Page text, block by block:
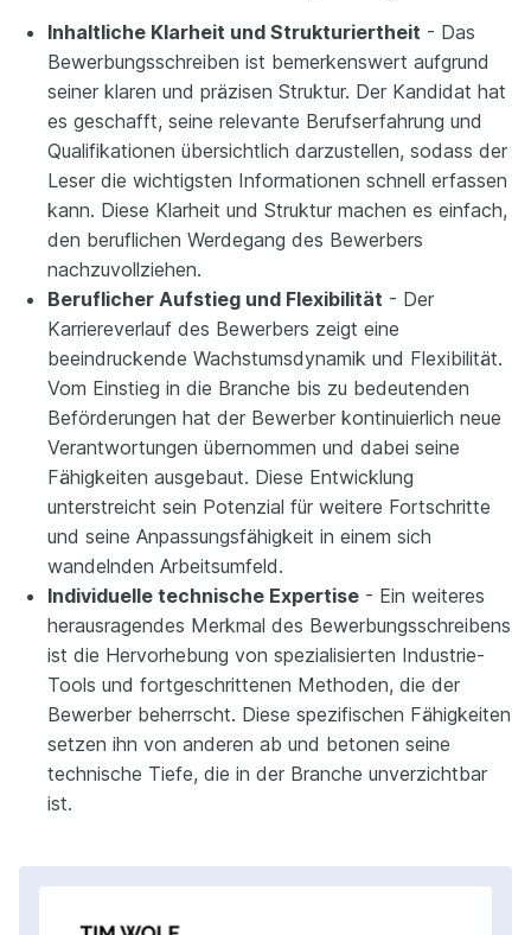
Inhaltliche Klarheit und Strukturiertheit - Das
Bewerbungsschreiben ist bemerkenswert aufgrund
seiner klaren und präzisen Struktur. Der Kandidat hat
es geschafft, seine relevante Berufserfahrung und
Qualifikationen übersichtlich darzustellen, sodass der
Leser die wichtigsten Informationen schnell erfassen
kann. Diese Klarheit und Struktur machen es einfach,
den beruflichen Werdegang des Bewerbers
nachzuvollziehen.
Beruflicher Aufstieg und Flexibilität - Der
Karriereverlauf des Bewerbers zeigt eine
beeindruckende Wachstumsdynamik und Flexibilität.
Vom Einstieg in die Branche bis zu bedeutenden
Beförderungen hat der Bewerber kontinuierlich neue
Verantwortungen übernommen und dabei seine
Fähigkeiten ausgebaut. Diese Entwicklung
unterstreicht sein Potenzial für weitere Fortschritte
und seine Anpassungsfähigkeit in einem sich
wandelnden Arbeitsumfeld.
Individuelle technische Expertise - Ein weiteres
herausragendes Merkmal des Bewerbungsschreibens
ist die Hervorhebung von spezialisierten Industrie-
Tools und fortgeschrittenen Methoden, die der
Bewerber beherrscht. Diese spezifischen Fähigkeiten
setzen ihn von anderen ab und betonen seine
technische Tiefe, die in der Branche unverzichtbar
ist.